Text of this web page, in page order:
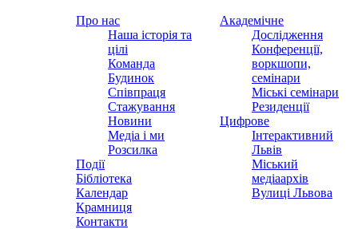
Про нас
Наша історія та
цілі
Команда
Будинок
Співпраця
Стажування
Новини
Медіа і ми
Розсилка
Події
Бібліотека
Календар
Крамниця
Контакти
Академічне
Дослідження
Конференції,
воркшопи,
семінари
Міські семінари
Резиденції
Цифрове
Інтерактивний
Львів
Міський
медіаархів
Вулиці Львова